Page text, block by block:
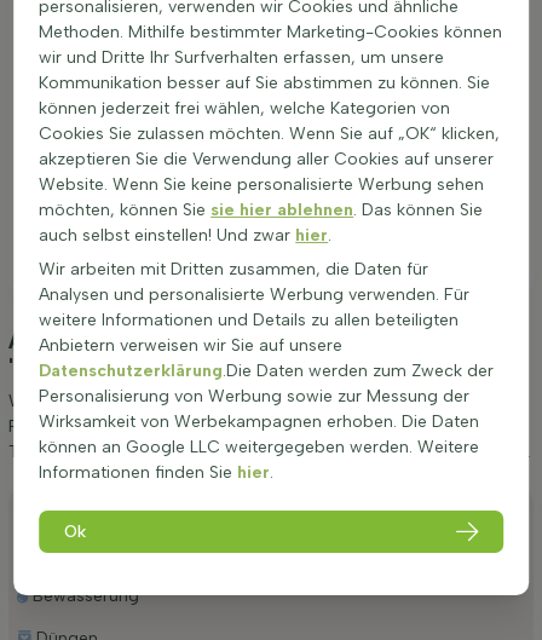
Anpflanzung und Pflege Fagus sylvatica
'Pendula' Trauerform 12/14(Hänge-Buche)
Wir möchten Ihnen einige Tipps zur Anpflanzung und Pflege von
Fagus sylvatica 'Pendula' Trauerform 12/14 geben. Wenn Sie diese
Tipps befolgen, werden Sie lange Freude an Hänge-Buche haben.
Anpflanzen
Stutzen
Bewässerung
personalisieren, verwenden wir Cookies und ähnliche
Methoden. Mithilfe bestimmter Marketing-Cookies können
wir und Dritte Ihr Surfverhalten erfassen, um unsere
Kommunikation besser auf Sie abstimmen zu können. Sie
können jederzeit frei wählen, welche Kategorien von
Cookies Sie zulassen möchten. Wenn Sie auf „OK“ klicken,
akzeptieren Sie die Verwendung aller Cookies auf unserer
Website. Wenn Sie keine personalisierte Werbung sehen
möchten, können Sie sie hier ablehnen. Das können Sie
auch selbst einstellen! Und zwar hier.
Wir arbeiten mit Dritten zusammen, die Daten für
Analysen und personalisierte Werbung verwenden. Für
weitere Informationen und Details zu allen beteiligten
Anbietern verweisen wir Sie auf unsere
Datenschutzerklärung.Die Daten werden zum Zweck der
Personalisierung von Werbung sowie zur Messung der
Wirksamkeit von Werbekampagnen erhoben. Die Daten
können an Google LLC weitergegeben werden. Weitere
Informationen finden Sie hier.
Ok